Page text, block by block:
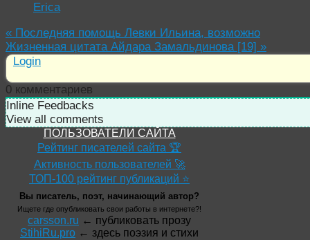
Erica
« Последняя помощь Левки Ильина, возможно
Жизненная цитата Айдара Замальдинова [19] »
Login
0 комментариев
Inline Feedbacks
View all comments
ПОЛЬЗОВАТЕЛИ САЙТА
Рейтинг писателей сайта 🏆
Активность пользователей 🚀
ТОП-100 рейтинг публикаций ⭐
Вы писатель, поэт, начинающий автор?
Ищете где опубликовать свои работы в интернете?!
carsson.ru ← публиковать прозу
StihiRu.pro ← здесь поэзия и стихи